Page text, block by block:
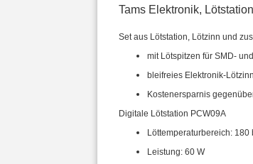
Tams Elektronik,
Set aus Lötstation, Lötzinn und
mit Lötspitzen für SMD-
bleifreies Elektronik-
Kostenersparnis
Digitale Lötstation PCW09A
Löttemperaturbereich: 180
Leistung: 60 W